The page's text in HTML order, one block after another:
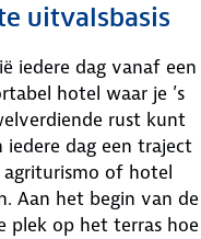
uitvalsbasis
iedere dag vanaf een
hotel waar je ’s
rust kunt
iedere dag een traject
of hotel
Aan het begin van de
plek op het terras hoe